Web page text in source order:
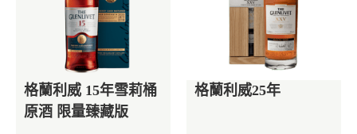
格蘭利威 15年雪莉桶
原酒 限量臻藏版
格蘭利威25年